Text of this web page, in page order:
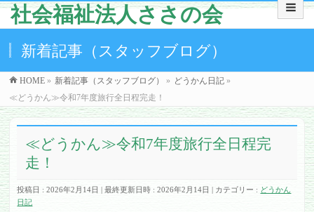
社会福祉法人ささの会
新着記事（スタッフブログ）
HOME » 新着記事（スタッフブログ） » どうかん日記 »
≪どうかん≫令和7年度旅行全日程完走！
≪どうかん≫令和7年度旅行全日程完
走！
投稿日 : 2026年2月14日 最終更新日時 : 2026年2月14日 カテゴリー : どうかん
日記